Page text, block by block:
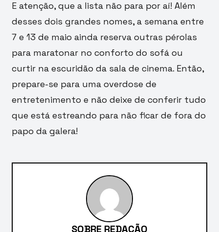
E atenção, que a lista não para por aí! Além
desses dois grandes nomes, a semana entre
7 e 13 de maio ainda reserva outras pérolas
para maratonar no conforto do sofá ou
curtir na escuridão da sala de cinema. Então,
prepare-se para uma overdose de
entretenimento e não deixe de conferir tudo
que está estreando para não ficar de fora do
papo da galera!
SOBRE REDAÇÃO